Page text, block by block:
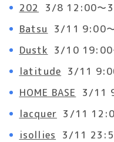
202
3/8 12:00〜
Batsu
3/11 9:00
Dustk 3/10 19:00
latitude 3/11
HOME BASE
3/11
lacquer 3/11
isollies 3/11